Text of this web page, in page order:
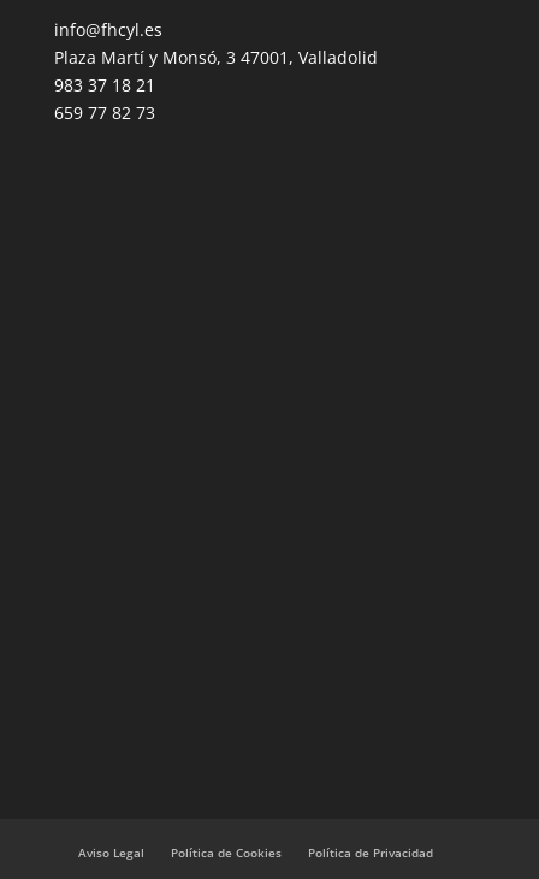
info@fhcyl.es
Plaza Martí y Monsó, 3 47001, Valladolid
983 37 18 21
659 77 82 73
Aviso Legal Política de Cookies Política de Privacidad